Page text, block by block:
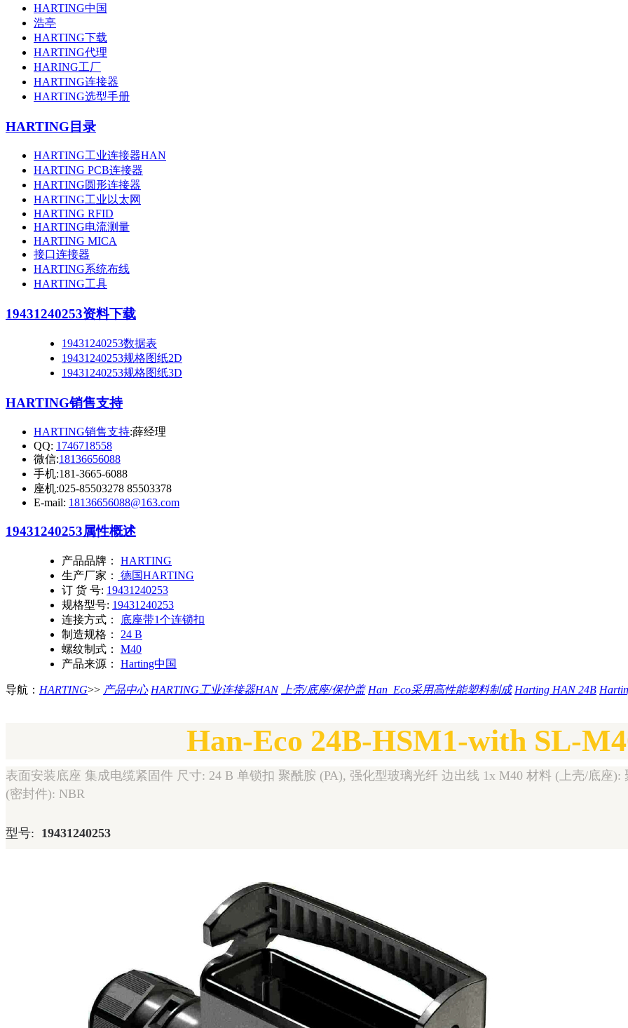
HARTING中国
浩亭
HARTING下载
HARTING代理
HARING工厂
HARTING连接器
HARTING选型手册
HARTING目录
HARTING工业连接器HAN
HARTING PCB连接器
HARTING圆形连接器
HARTING工业以太网
HARTING RFID
HARTING电流测量
HARTING MICA
接口连接器
HARTING系统布线
HARTING工具
19431240253资料下载
19431240253数据表
19431240253规格图纸2D
19431240253规格图纸3D
HARTING销售支持
HARTING销售支持:薛经理
QQ: 1746718558
微信:18136656088
手机:181-3665-6088
座机:025-85503278 85503378
E-mail: 18136656088@163.com
19431240253属性概述
产品品牌：
HARTING
生产厂家：
德国HARTING
订 货 号: 19431240253
规格型号: 19431240253
连接方式：
底座带1个连锁扣
制造规格：
24 B
螺纹制式：
M40
产品来源：
Harting中国
导航： HARTING>> 产品中心 HARTING工业连接器HAN 上壳/底座/保护盖 Han_Eco采用高性能塑料制成 Harting HAN 24B
Han-Eco 24B-HSM1-with SL-
表面安装底座 集成电缆紧固件 尺寸: 24 B 单锁扣 聚酰胺 (PA), 强化型玻璃光纤 边出线 1x M40 材料 (上壳/底座
(密封件): NBR
型号: 19431240253